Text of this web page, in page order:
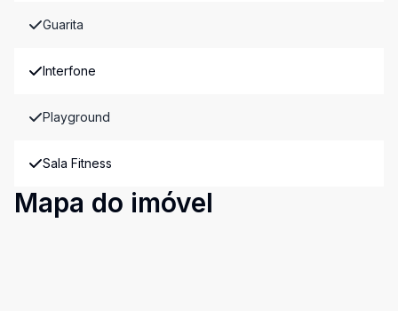
Guarita
Interfone
Playground
Sala Fitness
Mapa do imóvel